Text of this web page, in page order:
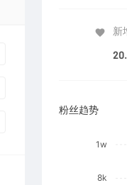
新
粉丝趋势